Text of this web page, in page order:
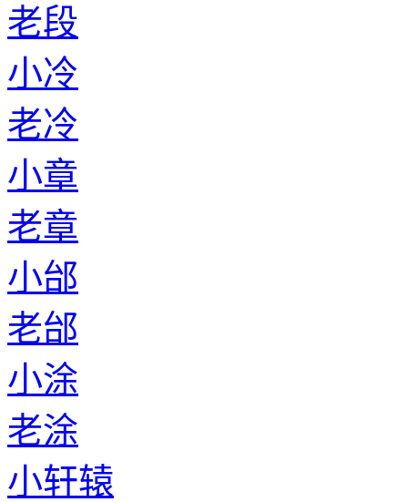
老段
小冷
老冷
小章
老章
小邰
老邰
小涂
老涂
小轩辕